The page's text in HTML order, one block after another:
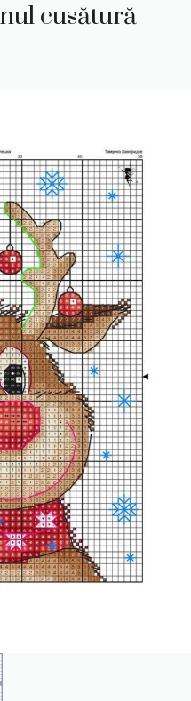
cusătură